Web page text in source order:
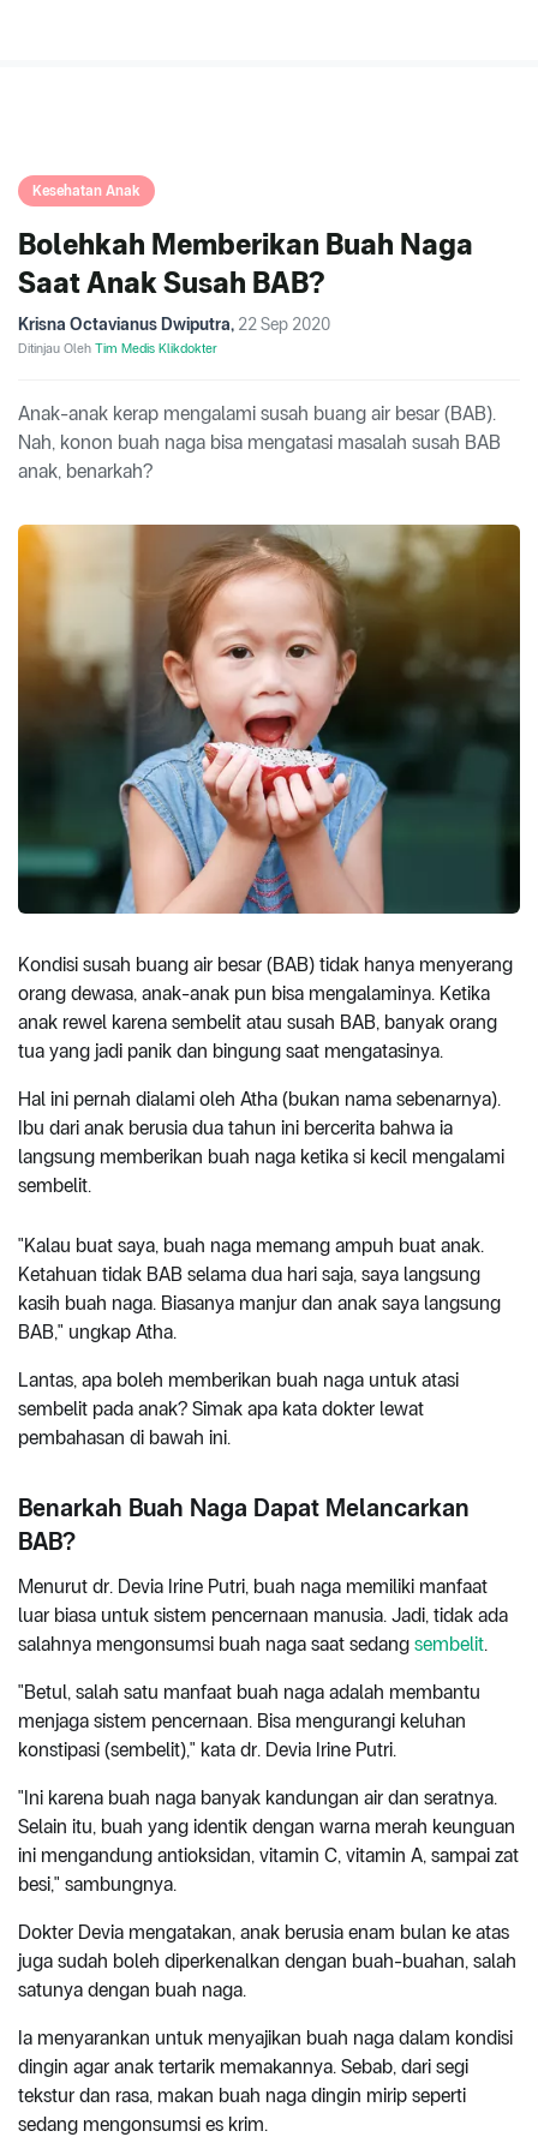
Kesehatan Anak
Bolehkah Memberikan Buah Naga
Saat Anak Susah BAB?
Krisna Octavianus Dwiputra, 22 Sep 2020
Ditinjau Oleh Tim Medis Klikdokter
Anak-anak kerap mengalami susah buang air besar (BAB).
Nah, konon buah naga bisa mengatasi masalah susah BAB
anak, benarkah?
Kondisi susah buang air besar (BAB) tidak hanya menyerang
orang dewasa, anak-anak pun bisa mengalaminya. Ketika
anak rewel karena sembelit atau susah BAB, banyak orang
tua yang jadi panik dan bingung saat mengatasinya.
Hal ini pernah dialami oleh Atha (bukan nama sebenarnya).
Ibu dari anak berusia dua tahun ini bercerita bahwa ia
langsung memberikan buah naga ketika si kecil mengalami
sembelit.
"Kalau buat saya, buah naga memang ampuh buat anak.
Ketahuan tidak BAB selama dua hari saja, saya langsung
kasih buah naga. Biasanya manjur dan anak saya langsung
BAB," ungkap Atha.
Lantas, apa boleh memberikan buah naga untuk atasi
sembelit pada anak? Simak apa kata dokter lewat
pembahasan di bawah ini.
Benarkah Buah Naga Dapat Melancarkan
BAB?
Menurut dr. Devia Irine Putri, buah naga memiliki manfaat
luar biasa untuk sistem pencernaan manusia. Jadi, tidak ada
salahnya mengonsumsi buah naga saat sedang sembelit.
"Betul, salah satu manfaat buah naga adalah membantu
menjaga sistem pencernaan. Bisa mengurangi keluhan
konstipasi (sembelit)," kata dr. Devia Irine Putri.
"Ini karena buah naga banyak kandungan air dan seratnya.
Selain itu, buah yang identik dengan warna merah keunguan
ini mengandung antioksidan, vitamin C, vitamin A, sampai zat
besi," sambungnya.
Dokter Devia mengatakan, anak berusia enam bulan ke atas
juga sudah boleh diperkenalkan dengan buah-buahan, salah
satunya dengan buah naga.
Ia menyarankan untuk menyajikan buah naga dalam kondisi
dingin agar anak tertarik memakannya. Sebab, dari segi
tekstur dan rasa, makan buah naga dingin mirip seperti
sedang mengonsumsi es krim.